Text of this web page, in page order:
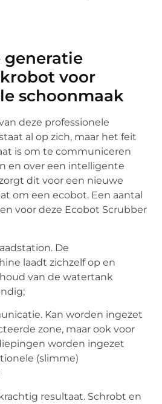
generatie
voor
schoonmaak
deze professionele
al op zich, maar het feit
is om te communiceren
en over een intelligente
dit voor een nieuwe
om een ecobot. Een aantal
voor deze Ecobot Scrubber
De
laadt zichzelf op en
van de watertank
Kan worden ingezet
zone, maar ook voor
worden ingezet
(slimme)
resultaat. Schrobt en